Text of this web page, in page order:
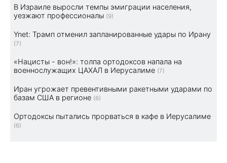
В Израиле выросли темпы эмиграции населения,
уезжают профессионалы (9)
Ynet: Трамп отменил запланированные удары по Ирану
(7)
«Нацисты - вон!»: толпа ортодоксов напала на
военнослужащих ЦАХАЛ в Иерусалиме (7)
Иран угрожает превентивными ракетными ударами по
базам США в регионе (6)
Ортодоксы пытались прорваться в кафе в Иерусалиме
(6)